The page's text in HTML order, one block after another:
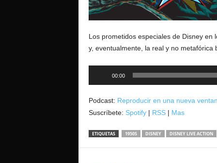
Los prometidos especiales de Disney en
y, eventualmente, la real y no metafórica
00:00
Podcast: Reproducir en una nueva
Suscríbete: Spotify| RSS| Mas
ETIQUETAS 1950S DISNEY DISNEY LIVE ACTION